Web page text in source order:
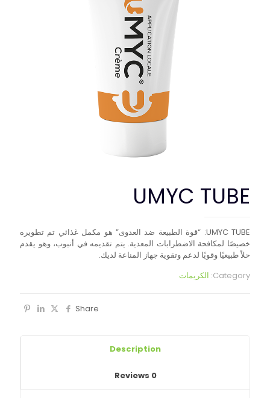
UMYC TUBE
UMYC TUBE: “قوة الطبيعة ضد العدوى” هو مكمل غذائي تم تطويره
خصيصًا لمكافحة الاضطرابات المعدية. يتم تقديمه في أنبوب، وهو يقدم
حلاً طبيعيًا وقويًا لدعم وتقوية جهاز المناعة لديك.
Category: الكريمات
Share
Description
Reviews 0